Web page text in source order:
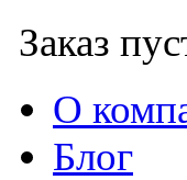
Заказ
О
Блог